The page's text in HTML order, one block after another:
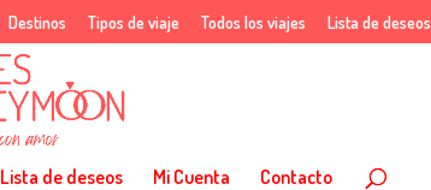
Destinos Tipos de viaje Todos los viajes Lista de deseos
Lista de deseos Mi Cuenta Contacto